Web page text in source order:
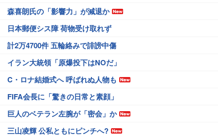
森喜朗氏の「影響力」が減退か
日本郵便シス障 荷物受け取れず
計2万4700件 五輪絡みで誹謗中傷
イラン大統領「原爆投下はNOだ」
C・ロナ結婚式へ 呼ばれぬ人物も
FIFA会長に「驚きの日常と素顔」
巨人のベテラン左腕が「密会」か
三山凌輝 公私ともにピンチへ?